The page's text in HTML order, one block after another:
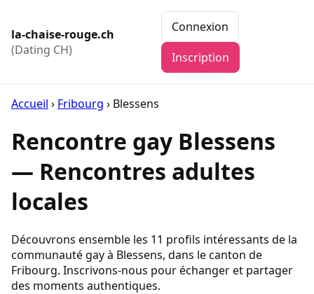
la-chaise-rouge.ch
(Dating CH)
Connexion
Inscription
Accueil › Fribourg › Blessens
Rencontre gay Blessens
— Rencontres adultes
locales
Découvrons ensemble les 11 profils intéressants de la
communauté gay à Blessens, dans le canton de
Fribourg. Inscrivons-nous pour échanger et partager
des moments authentiques.